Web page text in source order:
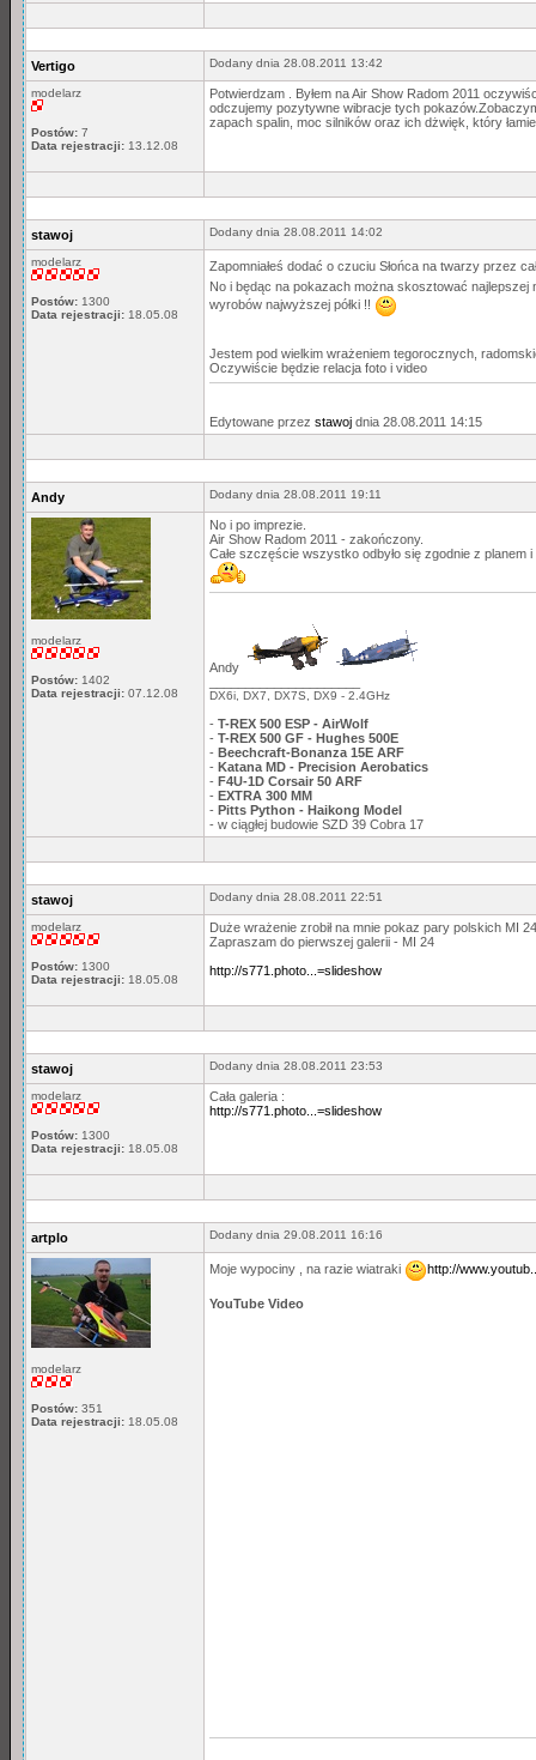
Vertigo Dodany dnia 28.08.2011 13:42
modelarz
Postów: 7
Data rejestracji: 13.12.08
Potwierdzam . Byłem na Air Show Radom 2011
odczujemy pozytywne wibracje tych
zapach spalin, moc silników oraz ich dżwięk, który
stawoj Dodany dnia 28.08.2011 14:02
modelarz
Postów: 1300
Data rejestracji: 18.05.08
Zapomniałeś dodać o czuciu Słońca na twarzy przez
No i będąc na pokazach można skosztować najlepszej
wyrobów najwyższej półki !!
Jestem pod wielkim wrażeniem tegorocznych,
Oczywiście będzie relacja foto i video
Edytowane przez stawoj dnia 28.08.2011 14:15
Andy Dodany dnia 28.08.2011 19:11
modelarz
Postów: 1402
Data rejestracji: 07.12.08
No i po imprezie.
Air Show Radom 2011 - zakończony.
Całe szczęście wszystko odbyło się zgodnie z
Andy
DX6i, DX7, DX7S, DX9 - 2.4GHz
- T-REX 500 ESP - AirWolf
- T-REX 500 GF - Hughes 500E
- Beechcraft-Bonanza 15E ARF
- Katana MD - Precision Aerobatics
- F4U-1D Corsair 50 ARF
- EXTRA 300 MM
- Pitts Python - Haikong Model
- w ciągłej budowie SZD 39 Cobra 17
stawoj Dodany dnia 28.08.2011 22:51
modelarz
Postów: 1300
Data rejestracji: 18.05.08
Duże wrażenie zrobił na mnie pokaz pary polskich MI
Zapraszam do pierwszej galerii - MI 24
http://s771.photo...=slideshow
stawoj Dodany dnia 28.08.2011 23:53
modelarz
Postów: 1300
Data rejestracji: 18.05.08
Cała galeria :
http://s771.photo...=slideshow
artplo Dodany dnia 29.08.2011 16:16
modelarz
Postów: 351
Data rejestracji: 18.05.08
Moje wypociny , na razie wiatraki http://
YouTube Video